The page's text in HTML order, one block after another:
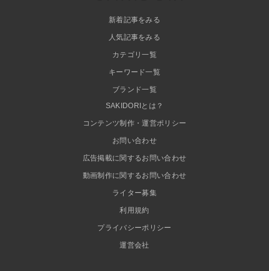
新着記事をみる
人気記事をみる
カテゴリ一覧
キーワード一覧
ブランド一覧
SAKIDORIとは？
コンテンツ制作・運営ポリシー
お問い合わせ
広告掲載に関するお問い合わせ
動画制作に関するお問い合わせ
ライター募集
利用規約
プライバシーポリシー
運営会社